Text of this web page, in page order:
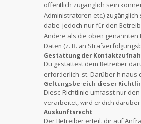
öffentlich zugänglich sein
Administratoren etc.)
dabei jedoch nur für den
Andere als die oben genannten
Daten (z. B. an
Gestattung der
Du gestattest dem Betreiber
erforderlich ist. Darüber hinaus
Geltungsbereich dieser
Diese Richtlinie umfasst nur
verarbeitet, wird er dich
Auskunftsrecht
Der Betreiber erteilt dir auf